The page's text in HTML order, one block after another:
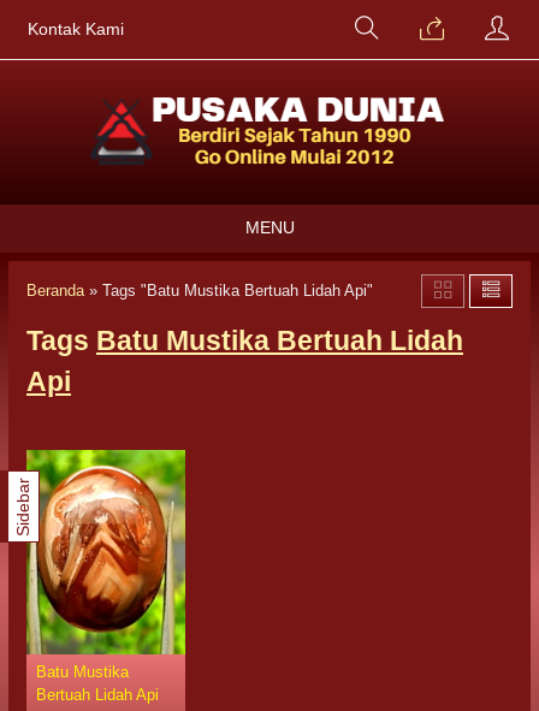
Kontak Kami
MENU
Beranda» Tags "Batu Mustika Bertuah Lidah Api"
Tags Batu Mustika Bertuah Lidah
Api
Batu Mustika
Bertuah Lidah Api
Sidebar